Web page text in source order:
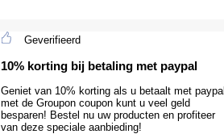
Geverifieerd
10% korting bij betaling met paypal
Geniet van 10% korting als u betaalt met paypal,
met de Groupon coupon kunt u veel geld
besparen! Bestel nu uw producten en profiteer
van deze speciale aanbieding!